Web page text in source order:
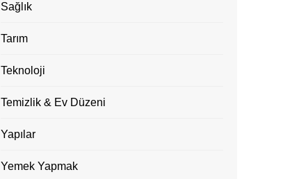
Sağlık
Tarım
Teknoloji
Temizlik & Ev Düzeni
Yapılar
Yemek Yapmak